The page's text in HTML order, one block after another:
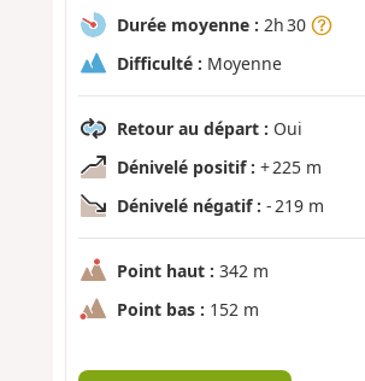
Durée moyenne : 2h 30
Difficulté : Moyenne
Retour au départ : Oui
Dénivelé positif : + 225 m
Dénivelé négatif : - 219 m
Point haut : 342 m
Point bas : 152 m